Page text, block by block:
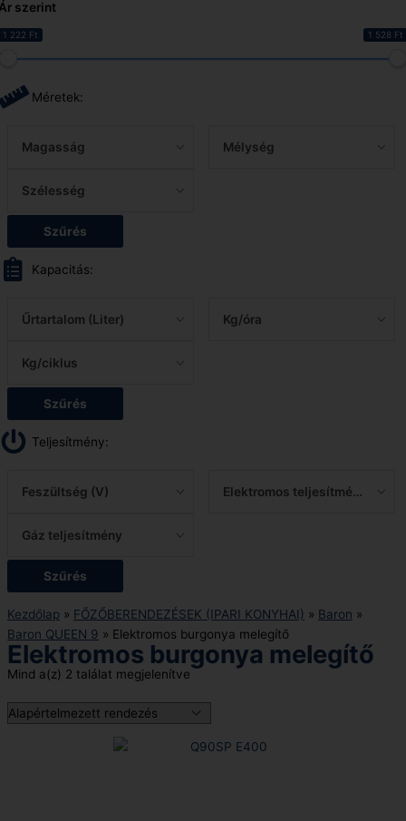
szerint
1 222 Ft 1 528 Ft
Méretek:
Magasság Mélység
Szélesség
Szűrés
Kapacitás:
Űrtartalom (Liter) Kg/óra
Kg/ciklus
Szűrés
Teljesítmény:
Feszültség (V) Elektromos teljesítmény
Gáz teljesítmény
Szűrés
Kezdőlap » FŐZŐBERENDEZÉSEK (IPARI KONYHAI) » Baron »
Baron QUEEN 9 » Elektromos burgonya melegítő
Elektromos burgonya melegítő
Mind a(z) 2 találat megjelenítve